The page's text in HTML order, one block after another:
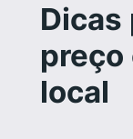
Dicas
local